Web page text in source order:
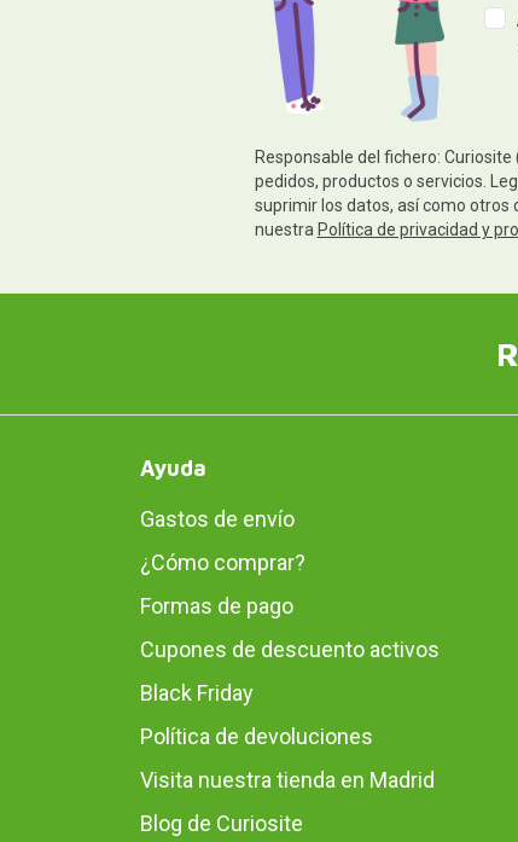
Responsable del fichero:
pedidos, productos o servicios.
suprimir los datos, así como otros
nuestra Política de privacidad y
Ayuda
Gastos de envío
¿Cómo comprar?
Formas de pago
Cupones de descuento activos
Black Friday
Política de devoluciones
Visita nuestra tienda en Madrid
Blog de Curiosite